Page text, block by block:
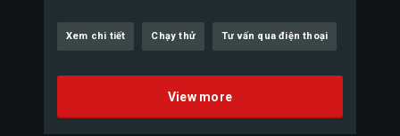
Xem chi tiết Chạy thử Tư vấn qua điện thoại
View more